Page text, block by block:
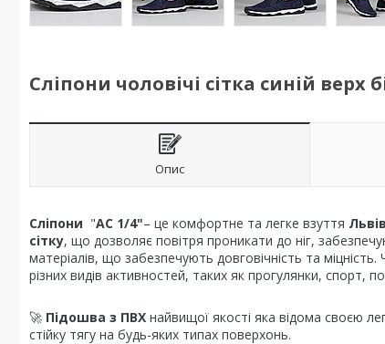
Сліпони чоловічі сітка синій верх
Опис
Сліпони "АС 1/4"– це комфортне та легке взуття
сітку, що дозволяє повітря проникати до ніг,
матеріалів, що забезпечують довговічність та
різних видів активностей, таких як прогулянки, спорт,
🚀 Підошва з ПВХ найвищої якості яка відома своєю
стійку тягу на будь-яких типах поверхонь.